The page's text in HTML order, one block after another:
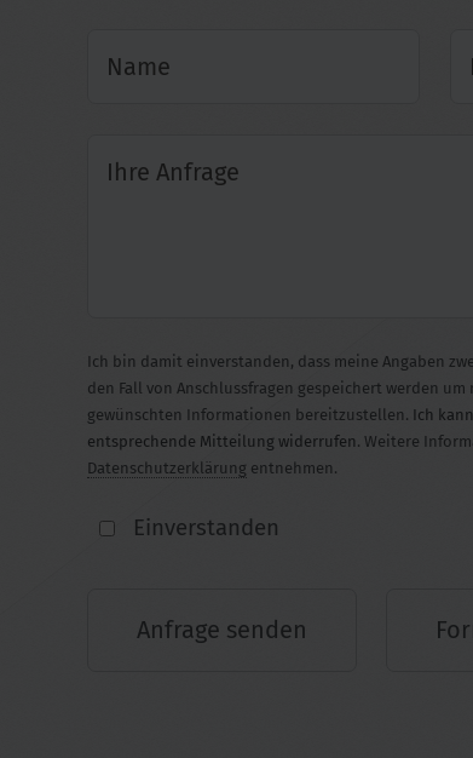
Ich bin damit einverstanden, dass meine Angaben
den Fall von Anschlussfragen gespeichert werden
gewünschten Informationen bereitzustellen. Ich
entsprechende Mitteilung widerrufen . Weitere
Datenschutzerklärung entnehmen.
Einverstanden